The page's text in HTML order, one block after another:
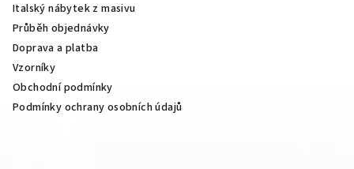
Italský nábytek z masivu
Průběh objednávky
Doprava a platba
Vzorníky
Obchodní podmínky
Podmínky ochrany osobních údajů